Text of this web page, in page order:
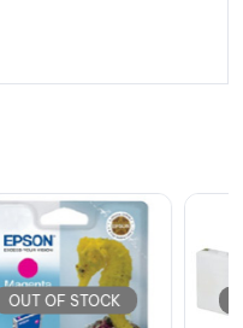
OUT OF STOCK